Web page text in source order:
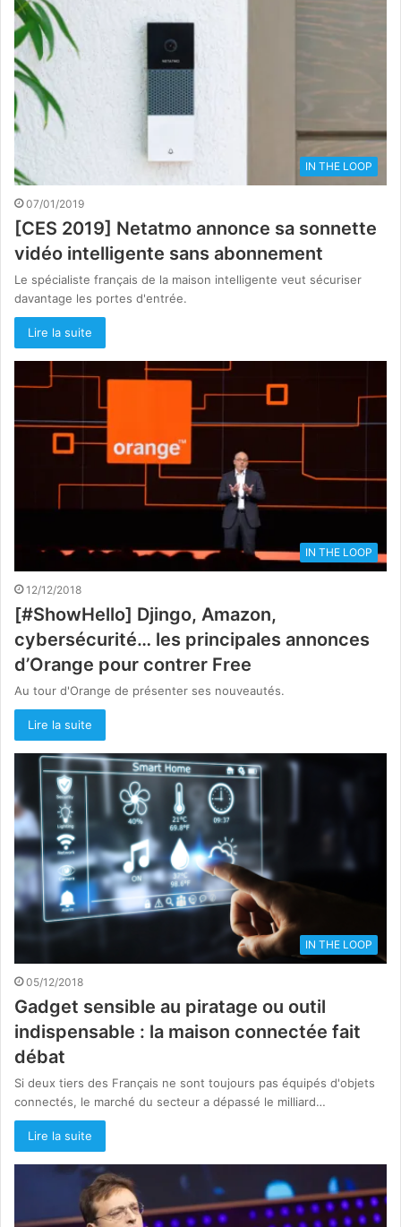
IN THE LOOP
07/01/2019
[CES 2019] Netatmo annonce sa sonnette
vidéo intelligente sans abonnement
Le spécialiste français de la maison intelligente veut sécuriser
davantage les portes d'entrée.
Lire la suite
IN THE LOOP
12/12/2018
[#ShowHello] Djingo, Amazon,
cybersécurité… les principales annonces
d’Orange pour contrer Free
Au tour d'Orange de présenter ses nouveautés.
Lire la suite
IN THE LOOP
05/12/2018
Gadget sensible au piratage ou outil
indispensable : la maison connectée fait
débat
Si deux tiers des Français ne sont toujours pas équipés d'objets
connectés, le marché du secteur a dépassé le milliard…
Lire la suite